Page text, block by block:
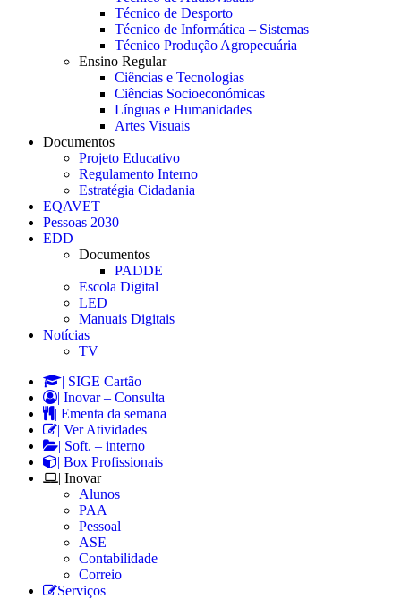
Técnico de Desporto
Técnico de Informática – Sistemas
Técnico Produção Agropecuária
Ensino Regular
Ciências e Tecnologias
Ciências Socioeconómicas
Línguas e Humanidades
Artes Visuais
Documentos
Projeto Educativo
Regulamento Interno
Estratégia Cidadania
EQAVET
Pessoas 2030
EDD
Documentos
PADDE
Escola Digital
LED
Manuais Digitais
Notícias
TV
| SIGE Cartão
| Inovar – Consulta
| Ementa da semana
| Ver Atividades
| Soft. – interno
| Box Profissionais
| Inovar
Alunos
PAA
Pessoal
ASE
Contabilidade
Correio
Serviços